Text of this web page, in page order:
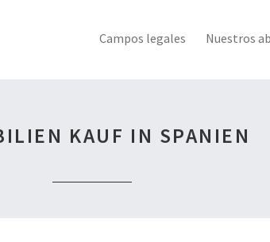
Campos legales Nuestros
KAUF IN SPANIEN